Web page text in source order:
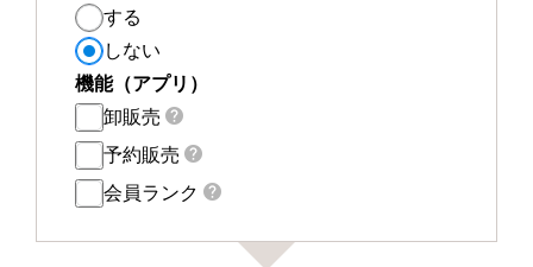
する
しない
機能（アプリ）
卸販売
予約販売
会員ランク